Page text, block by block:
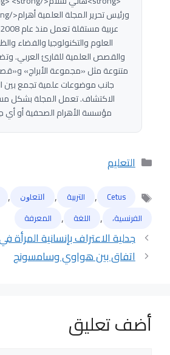
العلوم والتكنولوجيا والفضاء
والقصص العلمية للقارئ العربي.
متنوعة مثل «مجموعة الأبراج»
جانب موضوعات علمية تجمع بين
الاكتشاف. تعمل المجلة بشكل
مؤسسة الأهرام الصحفية أو
التصنيفات
التعليم
الوسوم
Cetus
, التربية , ﺍﻟﺘﻌﺎﻭﻥ ,
الفرنسية، , اللغة , المعرفة
جدلية الاعتراف بإنسانية المرأة
اتفاق بين هواوي وسامسونج
أضف تعليق